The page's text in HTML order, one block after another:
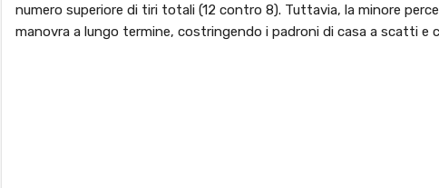
numero superiore di tiri totali (12 contro 8). Tuttavia, la minore
manovra a lungo termine, costringendo i padroni di casa a scatti e